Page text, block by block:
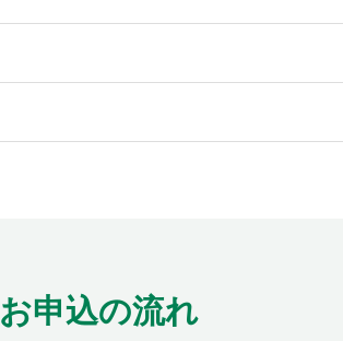
お申込の流れ